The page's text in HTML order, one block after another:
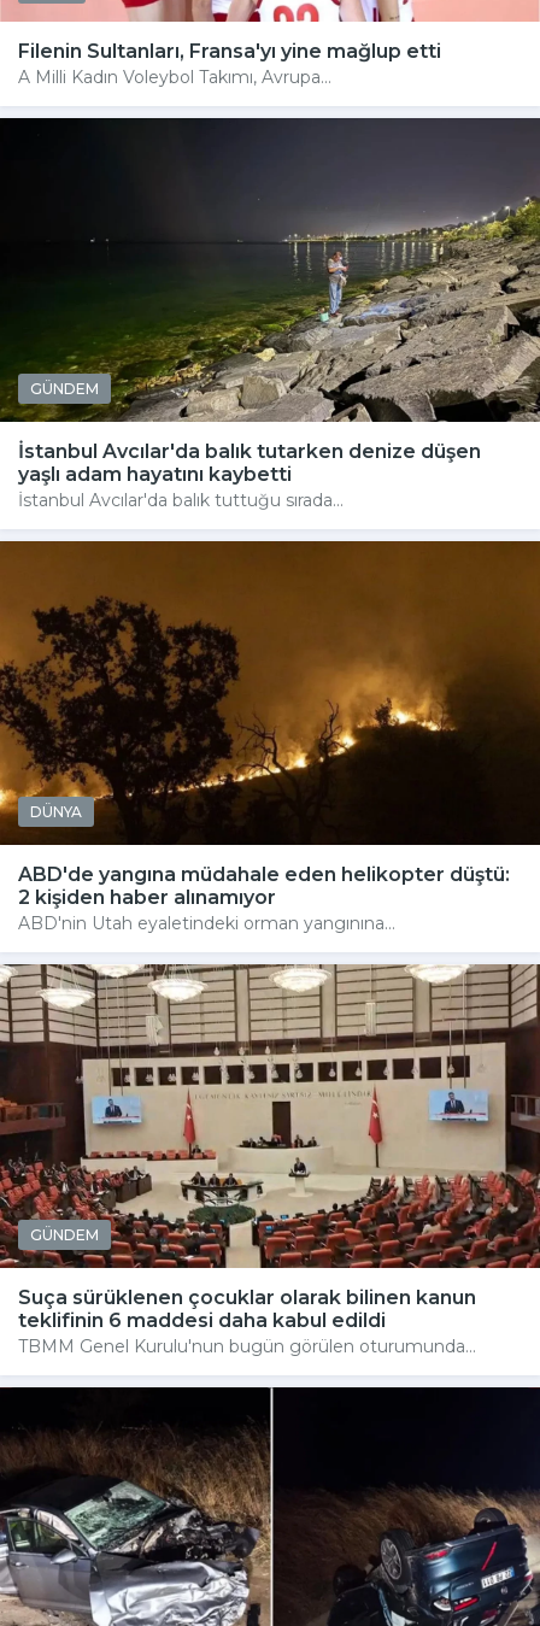
Filenin Sultanları, Fransa'yı yine mağlup etti
A Milli Kadın Voleybol Takımı, Avrupa...
GÜNDEM
İstanbul Avcılar'da balık tutarken denize düşen
yaşlı adam hayatını kaybetti
İstanbul Avcılar'da balık tuttuğu sırada...
DÜNYA
ABD'de yangına müdahale eden helikopter düştü:
2 kişiden haber alınamıyor
ABD'nin Utah eyaletindeki orman yangınına...
GÜNDEM
Suça sürüklenen çocuklar olarak bilinen kanun
teklifinin 6 maddesi daha kabul edildi
TBMM Genel Kurulu'nun bugün görülen oturumunda...